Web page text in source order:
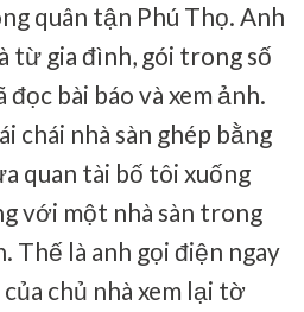
quân tận Phú Thọ. Anh
từ gia đình, gói trong số
đọc bài báo và xem ảnh.
chái nhà sàn ghép bằng
quan tài bố tôi xuống
với một nhà sàn trong
Thế là anh gọi điện ngay
chủ nhà xem lại tờ